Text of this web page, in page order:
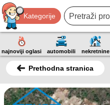
Kategorije
najnoviji oglasi automobili nekretnine
Prethodna stranica